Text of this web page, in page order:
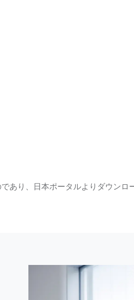
あり、日本ポータルよりダウン